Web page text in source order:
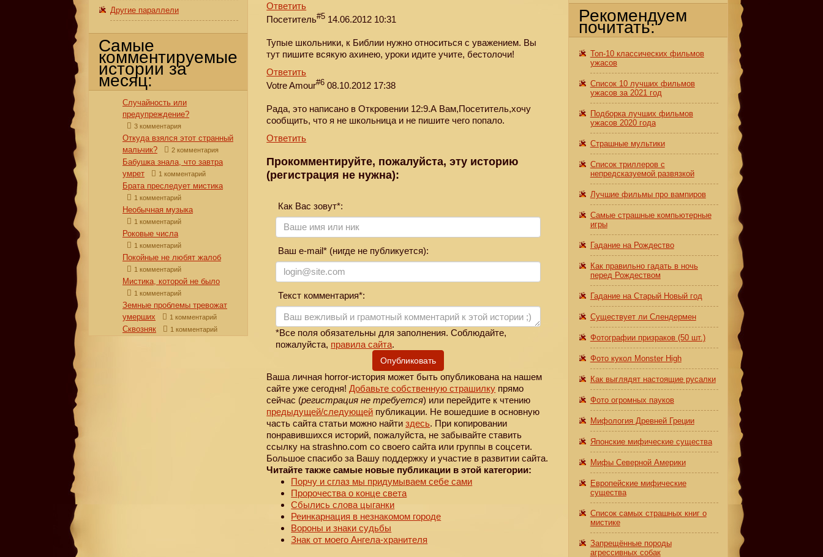
Ответить
Посетитель#5 14.06.2012 10:31
Тупые школьники, к Библии нужно относиться с уважением. Вы
тут пишите всякую ахинею, уроки идите учите, бестолочи!
Ответить
Votre Amour#6 08.10.2012 17:38
Рада, это написано в Откровении 12:9.А Вам,Посетитель,хочу
сообщить, что я не школьница и не пишите чего попало.
Ответить
Прокомментируйте, пожалуйста, эту историю
(регистрация не нужна):
Как Вас зовут*:
Ваш e-mail* (нигде не публикуется):
Текст комментария*:
*Все поля обязательны для заполнения. Соблюдайте,
пожалуйста, правила сайта.
Опубликовать
Ваша личная horror-история может быть опубликована на нашем
сайте уже сегодня!Добавьте собственную страшилку прямо
сейчас (регистрация не требуется) или перейдите к чтению
предыдущей/следующей публикации. Не вошедшие в основную
часть сайта статьи можно найтиздесь. При копировании
понравившихся историй, пожалуйста, не забывайте ставить
ссылку на strashno.com со своего сайта или группы в соцсети.
Большое спасибо за Вашу поддержку и участие в развитии сайта.
Читайте также самые новые публикации в этой категории:
Порчу и сглаз мы придумываем себе сами
Пророчества о конце света
Сбылись слова цыганки
Реинкарнация в незнакомом городе
Вороны и знаки судьбы
Знак от моего Ангела-хранителя
Другие параллели
Самые
комментируемые
истории за
месяц:
Случайность или
предупреждение?
3 комментария
Откуда взялся этот странный
мальчик?
2 комментария
Бабушка знала, что завтра
умрет
1 комментарий
Брата преследует мистика
1 комментарий
Необычная музыка
1 комментарий
Роковые числа
1 комментарий
Покойные не любят жалоб
1 комментарий
Мистика, которой не было
1 комментарий
Земные проблемы тревожат
умерших
1 комментарий
Сквозняк 1 комментарий
Рекомендуем
почитать:
Топ-10 классических фильмов
ужасов
Список 10 лучших фильмов
ужасов за 2021 год
Подборка лучших фильмов
ужасов 2020 года
Страшные мультики
Список триллеров с
непредсказуемой развязкой
Лучшие фильмы про вампиров
Самые страшные компьютерные
игры
Гадание на Рождество
Как правильно гадать в ночь
перед Рождеством
Гадание на Старый Новый год
Существует ли Слендермен
Фотографии призраков (50 шт.)
Фото кукол Monster High
Как выглядят настоящие русалки
Фото огромных пауков
Мифология Древней Греции
Японские мифические существа
Мифы Северной Америки
Европейские мифические
существа
Список самых страшных книг о
мистике
Запрещённые породы
агрессивных собак